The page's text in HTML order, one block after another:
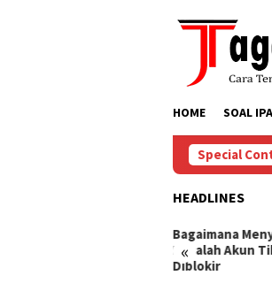
HOME SOAL IPA
Special
Bagaimana Menyelesaikan Masalah
HEADLINES
«
Bagaimana
Masalah Akun
Diblokir